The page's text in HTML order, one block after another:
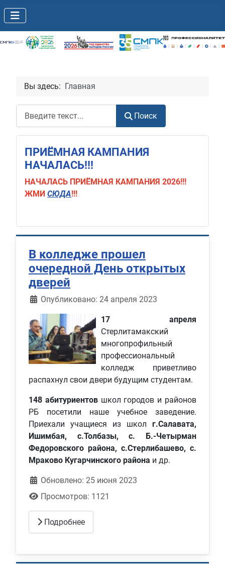
Вы здесь: Главная
Поиск
ПРИЁМНАЯ КАМПАНИЯ
НАЧАЛАСЬ!!!
НАЧАЛАСЬ ПРИЁМНАЯ КАМПАНИЯ 2026!!!
ЖМИ СЮДА!!!
В колледже прошел
очередной День открытых
дверей
Информация о материале
Опубликовано: 24 апреля 2023
17 апреля
Стерлитамакский
многопрофильный
профессиональный
колледж приветливо
распахнул свои двери будущим студентам.
148 абитуриентов школ городов и районов
РБ посетили наше учебное заведение.
Приехали учащиеся из школ г.Салавата,
Ишимбая, с.Толбазы, с. Б.-Четырман
Федоровского района, с.Стерлибашево, с.
Мраково Кугарчинского района и др.
Обновлено: 25 июня 2023
Просмотров: 1121
Подробнее